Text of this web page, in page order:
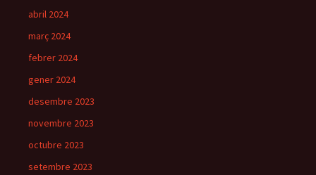
abril 2024
març 2024
febrer 2024
gener 2024
desembre 2023
novembre 2023
octubre 2023
setembre 2023